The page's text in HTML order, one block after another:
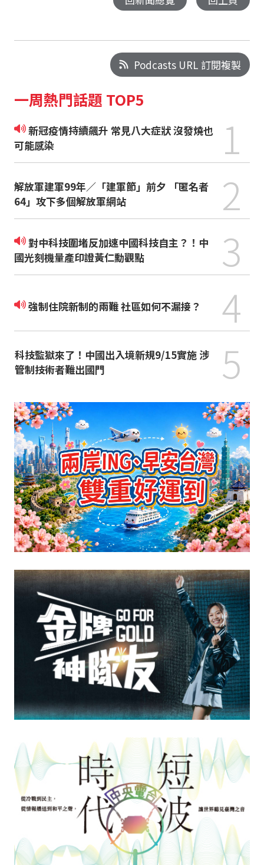
Podcasts URL 訂閱複製
一周熱門話題 TOP5
新冠疫情持續飆升 常見八大症狀 沒發燒也
可能感染
1
解放軍建軍99年／「建軍節」前夕 「匿名者
64」攻下多個解放軍網站
2
對中科技圍堵反加速中國科技自主？！中
國光刻機量產印證黃仁勳觀點
3
強制住院新制的兩難 社區如何不漏接？ 4
科技監獄來了！中國出入境新規9/15實施 涉
管制技術者難出國門
5